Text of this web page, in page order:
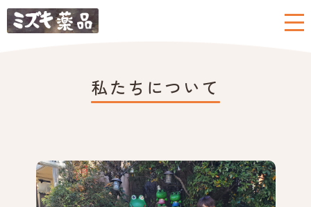
私たちについて